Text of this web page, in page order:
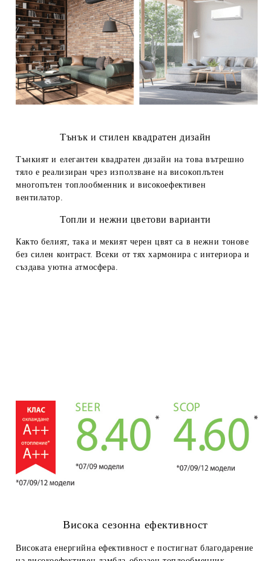
Тънък и стилен квадратен дизайн
Тънкият и елегантен квадратен дизайн на това вътрешно
тяло е реализиран чрез използване на високоплътен
многопътен топлообменник и високоефективен
вентилатор.
Топли и нежни цветови варианти
Както белият, така и мекият черен цвят са в нежни тонове
без силен контраст. Всеки от тях хармонира с интериора и
създава уютна атмосфера.
Висока сезонна ефективност
Високата енергийна ефективност е постигнат благодарение